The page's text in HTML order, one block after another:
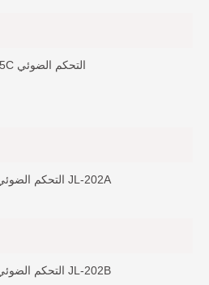
التحكم الضوئي JL-215C
JL-202A التحكم الضوئي 120 فولت
JL-202B التحكم الضوئي 220 فولت